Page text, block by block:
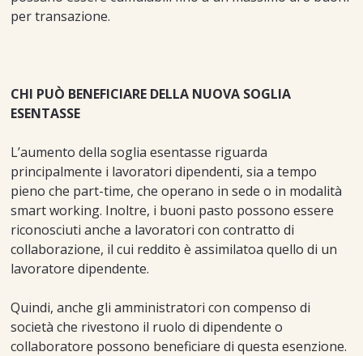
per transazione.
CHI PUÒ BENEFICIARE DELLA NUOVA SOGLIA
ESENTASSE
L’aumento della soglia esentasse riguarda
principalmente i lavoratori dipendenti, sia a tempo
pieno che part-time, che operano in sede o in modalità
smart working. Inoltre, i buoni pasto possono essere
riconosciuti anche a lavoratori con contratto di
collaborazione, il cui reddito è assimilatoa quello di un
lavoratore dipendente.
Quindi, anche gli amministratori con compenso di
società che rivestono il ruolo di dipendente o
collaboratore possono beneficiare di questa esenzione.